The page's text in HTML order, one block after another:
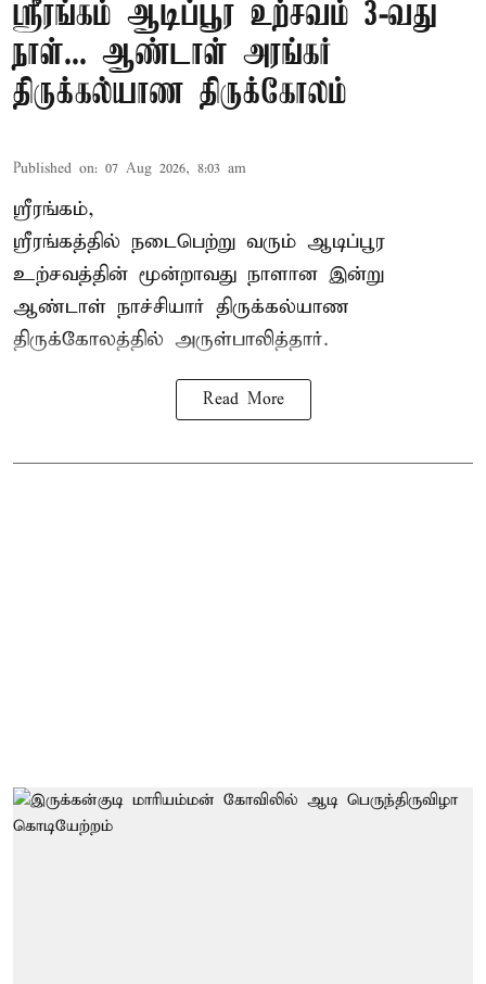
ஸ்ரீரங்கம் ஆடிப்பூர உற்சவம் 3-வது
நாள்... ஆண்டாள் அரங்கர்
திருக்கல்யாண திருக்கோலம்
Published on: 07 Aug 2026, 8:03 am
ஸ்ரீரங்கம்,
ஸ்ரீரங்கத்தில் நடைபெற்று வரும் ஆடிப்பூர
உற்சவத்தின் மூன்றாவது நாளான இன்று
ஆண்டாள் நாச்சியார் திருக்கல்யாண
திருக்கோலத்தில் அருள்பாலித்தார்.
Read More